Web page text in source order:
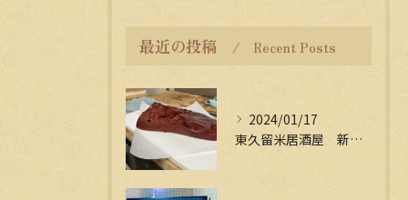
最近の投稿 Recent Posts
2024/01/17
東久留米居酒屋 新年会受付中